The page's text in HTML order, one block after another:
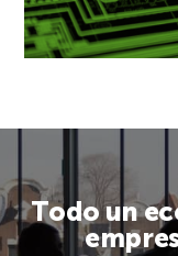
Todo un